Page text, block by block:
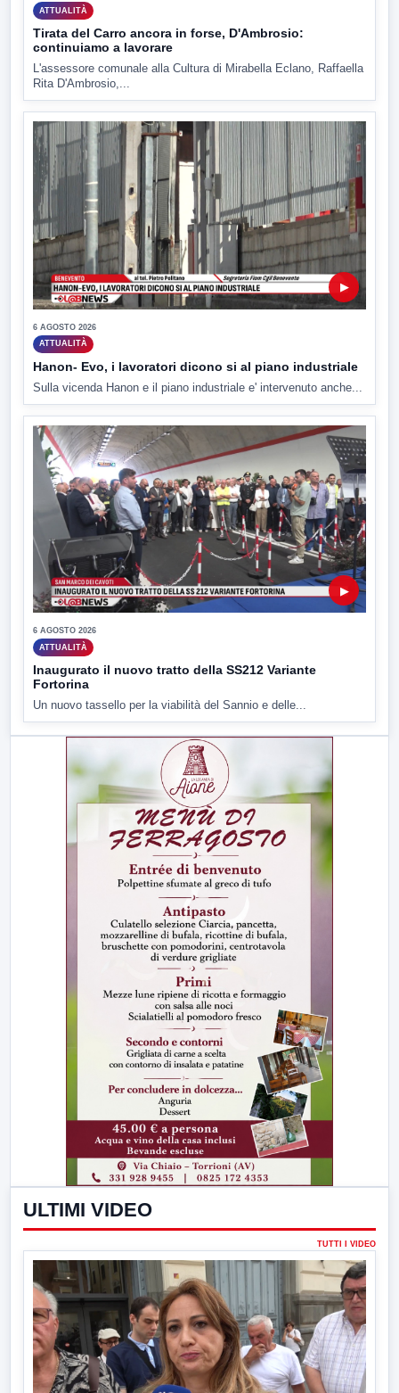
ATTUALITÀ
Tirata del Carro ancora in forse, D'Ambrosio:
continuiamo a lavorare
L'assessore comunale alla Cultura di Mirabella Eclano, Raffaella
Rita D'Ambrosio,...
▶
6 AGOSTO 2026
ATTUALITÀ
Hanon- Evo, i lavoratori dicono si al piano industriale
Sulla vicenda Hanon e il piano industriale e' intervenuto anche...
▶
6 AGOSTO 2026
ATTUALITÀ
Inaugurato il nuovo tratto della SS212 Variante
Fortorina
Un nuovo tassello per la viabilità del Sannio e delle...
ULTIMI VIDEO
TUTTI I VIDEO